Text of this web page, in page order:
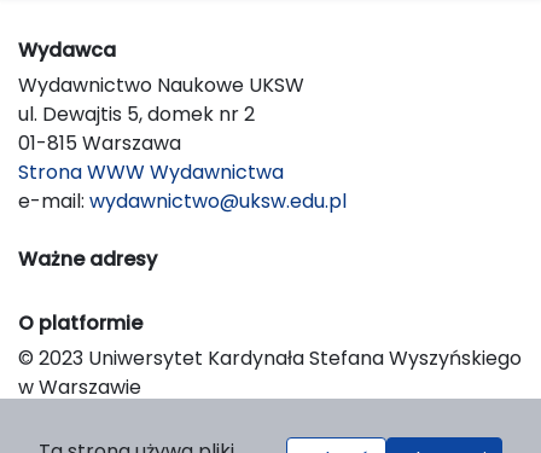
Wydawca
Wydawnictwo Naukowe UKSW
ul. Dewajtis 5, domek nr 2
01-815 Warszawa
Strona WWW Wydawnictwa
e-mail: wydawnictwo@uksw.edu.pl
Ważne adresy
O platformie
© 2023 Uniwersytet Kardynała Stefana Wyszyńskiego
w Warszawie
Platform & Workflow by OJS/PKP